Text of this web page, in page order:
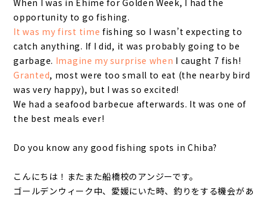
opportunity to go fishing.
It was my first time fishing so I wasn’t expecting to
catch anything. If I did, it was probably going to be
garbage. Imagine my surprise when I caught 7 fish!
Granted, most were too small to eat (the nearby bird
was very happy), but I was so excited!
We had a seafood barbecue afterwards. It was one of
the best meals ever!
Do you know any good fishing spots in Chiba?
こんにちは！またまた船橋校のアンジーです。
ゴールデンウィーク中、愛媛にいた時、釣りをする機会があ